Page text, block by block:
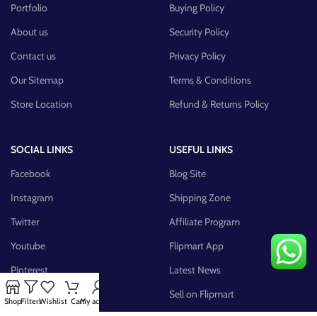
Portfolio
About us
Contact us
Our Sitemap
Store Location
Buying Policy
Security Policy
Privacy Policy
Terms & Conditions
Refund & Returns Policy
SOCIAL LINKS
Facebook
Instagram
Twitter
Youtube
Pinterest
FB Group
USEFUL LINKS
Blog Site
Shipping Zone
Affiliate Program
Flipmart App
Latest News
Sell on Flipmart
ShopFiltersWishlist CartMy account